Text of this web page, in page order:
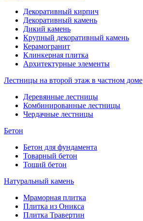
Декоративный кирпич
Декоративный камень
Дикий камень
Крупный декоративный камень
Керамогранит
Клинкерная плитка
Архитектурные элементы
Лестницы на второй этаж в частном доме
Деревянные лестницы
Комбинированные лестницы
Чердачные лестницы
Бетон
Бетон для фундамента
Товарный бетон
Тощий бетон
Натуральный камень
Мраморная плитка
Плитка из Оникса
Плитка Травертин